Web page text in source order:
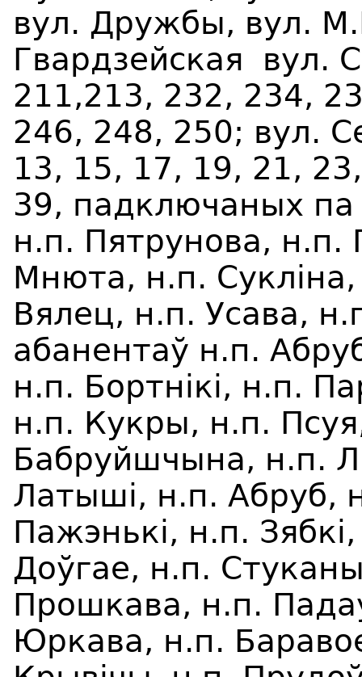
вул. Дружбы, вул.
Гвардзейская вул.
211,213, 232, 234,
246, 248, 250; вул.
13, 15, 17, 19, 21,
39, падключаных па
н.п. Пятрунова, н.п.
Мнюта, н.п. Суклi
Вялец, н.п. Усава,
абанентаў н.п.
н.п. Бортнікі, н.п.
н.п. Кукры, н.п.
Бабруйшчына, н.п. Л
Латыші, н.п. Абруб,
Пажэнькi, н.п. Зябкi
Доўгае, н.п.
Прошкава, н.п. Па
Юркава, н.п.